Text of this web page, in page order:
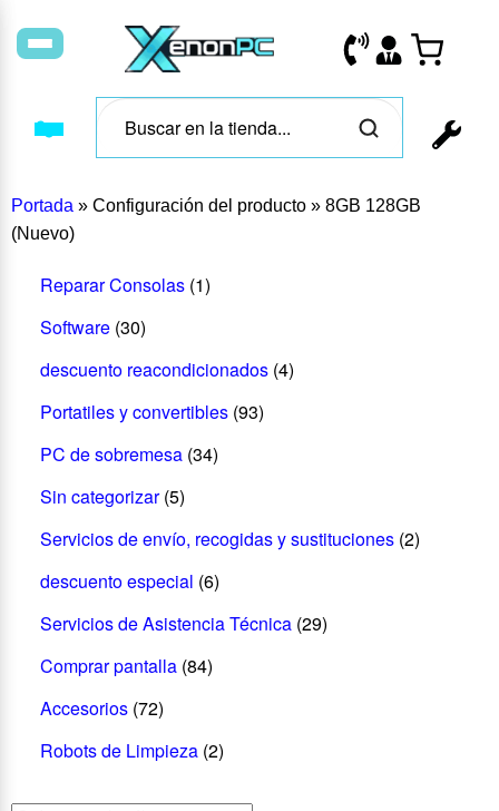
Portada » Configuración del producto » 8GB 128GB
(Nuevo)
Reparar Consolas (1)
Software (30)
descuento reacondicionados (4)
Portatiles y convertibles (93)
PC de sobremesa (34)
Sin categorizar (5)
Servicios de envío, recogidas y sustituciones (2)
descuento especial (6)
Servicios de Asistencia Técnica (29)
Comprar pantalla (84)
Accesorios (72)
Robots de Limpieza (2)